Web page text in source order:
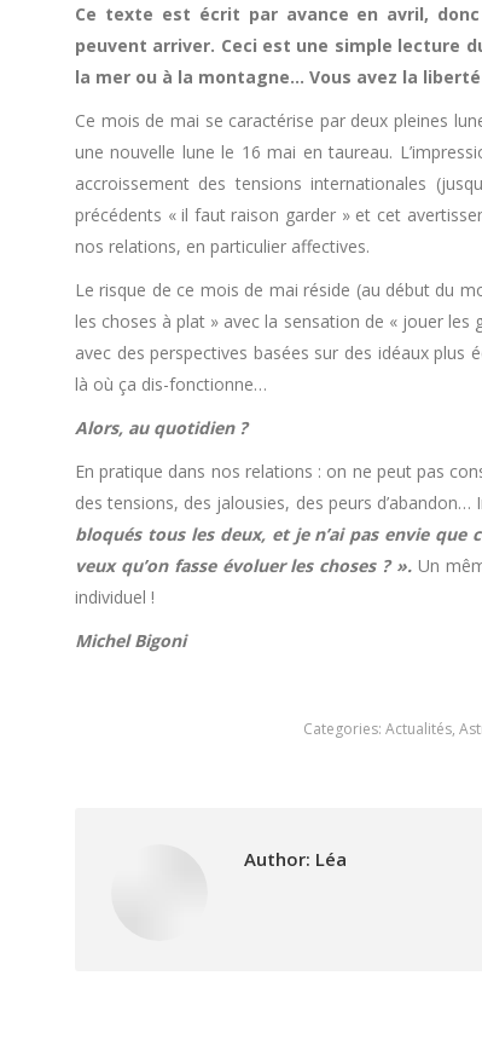
Ce texte est écrit par avance en avril,
peuvent arriver. Ceci est une simple lecture
la mer ou à la montagne… Vous avez la
Ce mois de mai se caractérise par deux pleines
une nouvelle lune le 16 mai en taureau.
accroissement des tensions internationales
précédents « il faut raison garder » et cet
nos relations, en particulier affectives.
Le risque de ce mois de mai réside (au début du
les choses à plat » avec la sensation de « jouer les
avec des perspectives basées sur des idéaux
là où ça dis-fonctionne…
Alors, au quotidien ?
En pratique dans nos relations : on ne peut pas
des tensions, des jalousies, des peurs d’abandon…
bloqués tous les deux, et je n’ai pas envie que
veux qu’on fasse évoluer les choses ? ».Un
individuel !
Michel Bigoni
Categories: Actualités,
Author: Léa